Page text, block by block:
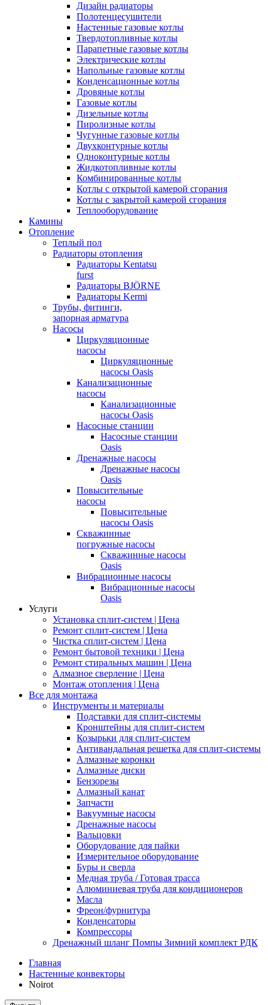
Дизайн радиаторы
Полотенцесушители
Настенные газовые котлы
Твердотопливные котлы
Парапетные газовые котлы
Электрические котлы
Напольные газовые котлы
Конденсационные котлы
Дровяные котлы
Газовые котлы
Дизельные котлы
Пиролизные котлы
Чугунные газовые котлы
Двухконтурные котлы
Одноконтурные котлы
Жидкотопливные котлы
Комбинированные котлы
Котлы с открытой камерой сгорания
Котлы с закрытой камерой сгорания
Теплооборудование
Камины
Отопление
Теплый пол
Радиаторы отопления
Радиаторы Kentatsu
furst
Радиаторы BJÖRNE
Радиаторы Kermi
Трубы, фитинги,
запорная арматура
Насосы
Циркуляционные
насосы
Циркуляционные
насосы Oasis
Канализационные
насосы
Канализационные
насосы Oasis
Насосные станции
Насосные станции
Oasis
Дренажные насосы
Дренажные насосы
Oasis
Повысительные
насосы
Повысительные
насосы Oasis
Скважинные
погружные насосы
Скважинные насосы
Oasis
Вибрационные насосы
Вибрационные насосы
Oasis
Услуги
Установка сплит-систем | Цена
Ремонт сплит-систем | Цена
Чистка сплит-систем | Цена
Ремонт бытовой техники | Цена
Ремонт стиральных машин | Цена
Алмазное сверление | Цена
Монтаж отопления | Цена
Все для монтажа
Инструменты и материалы
Подставки для сплит-системы
Кронштейны для сплит-систем
Козырьки для сплит-систем
Антивандальная решетка для сплит-системы
Алмазные коронки
Алмазные диски
Бензорезы
Алмазный канат
Запчасти
Вакуумные насосы
Дренажные насосы
Вальцовки
Оборудование для пайки
Измерительное оборудование
Буры и сверла
Медная труба / Готовая трасса
Алюминиевая труба для кондиционеров
Масла
Фреон/фурнитура
Конденсаторы
Компрессоры
Дренажный шланг Помпы Зимний комплект РДК
Главная
Настенные конвекторы
Noirot